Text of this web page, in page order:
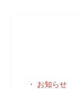
お知らせ